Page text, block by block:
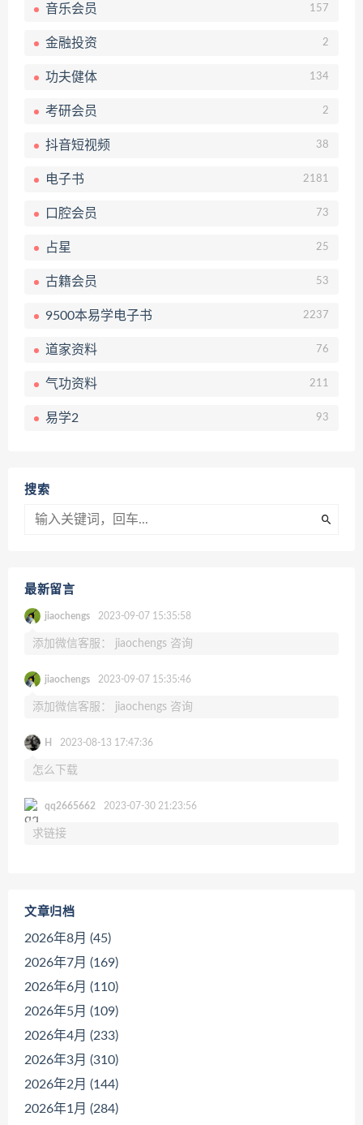
音乐会员 157
金融投资 2
功夫健体 134
考研会员 2
抖音短视频 38
电子书 2181
口腔会员 73
占星 25
古籍会员 53
9500本易学电子书 2237
道家资料 76
气功资料 211
易学2 93
搜索
最新留言
jiaochengs 2023-09-07 15:35:58
添加微信客服： jiaochengs 咨询
jiaochengs 2023-09-07 15:35:46
添加微信客服： jiaochengs 咨询
H 2023-08-13 17:47:36
怎么下载
qq2665662 2023-07-30 21:23:56
求链接
文章归档
2026年8月 (45)
2026年7月 (169)
2026年6月 (110)
2026年5月 (109)
2026年4月 (233)
2026年3月 (310)
2026年2月 (144)
2026年1月 (284)